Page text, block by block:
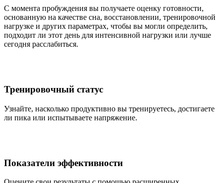
С момента пробуждения вы получаете оценку готовности,
основанную на качестве сна, восстановлении, тренировочной
нагрузке и других параметрах, чтобы вы могли определить,
подходит ли этот день для интенсивной нагрузки или лучше
сегодня расслабиться.
Тренировочный статус
Узнайте, насколько продуктивно вы тренируетесь, достигаете
ли пика или испытываете напряжение.
Показатели эффективности